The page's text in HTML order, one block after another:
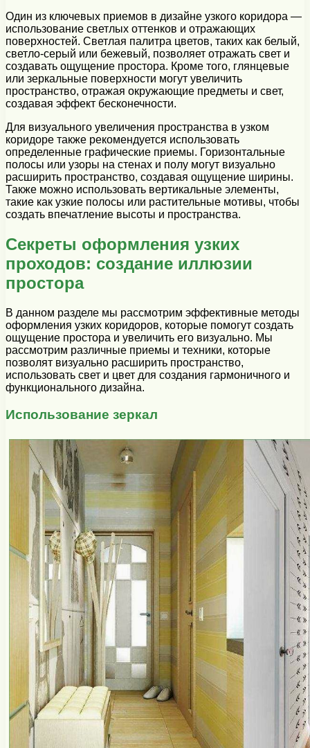
Один из ключевых приемов в дизайне узкого коридора —
использование светлых оттенков и отражающих
поверхностей. Светлая палитра цветов, таких как белый,
светло-серый или бежевый, позволяет отражать свет и
создавать ощущение простора. Кроме того, глянцевые
или зеркальные поверхности могут увеличить
пространство, отражая окружающие предметы и свет,
создавая эффект бесконечности.
Для визуального увеличения пространства в узком
коридоре также рекомендуется использовать
определенные графические приемы. Горизонтальные
полосы или узоры на стенах и полу могут визуально
расширить пространство, создавая ощущение ширины.
Также можно использовать вертикальные элементы,
такие как узкие полосы или растительные мотивы, чтобы
создать впечатление высоты и пространства.
Секреты оформления узких
проходов: создание иллюзии
простора
В данном разделе мы рассмотрим эффективные методы
оформления узких коридоров, которые помогут создать
ощущение простора и увеличить его визуально. Мы
рассмотрим различные приемы и техники, которые
позволят визуально расширить пространство,
использовать свет и цвет для создания гармоничного и
функционального дизайна.
Использование зеркал